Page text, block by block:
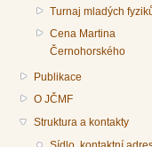
Turnaj mladých
Cena Martina
Černohorského
Publikace
O JČMF
Struktura a kontakty